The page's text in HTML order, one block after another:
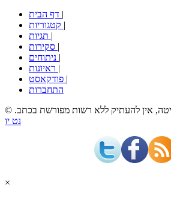
|
|
|
|
|
|
|
התחברות
אין להעתיק ללא רשות מפורשת בכתב.
נט יו
×